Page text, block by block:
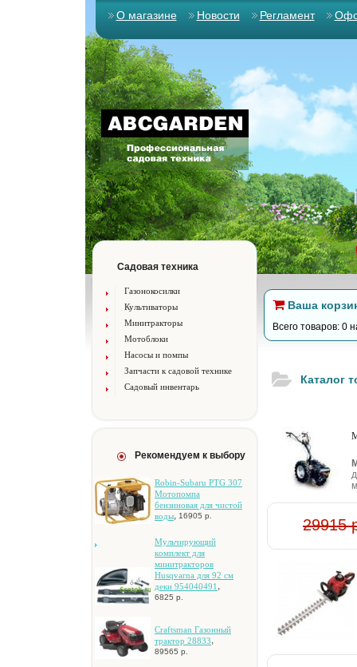
О магазине Новости Регламент
Садовая техника
Газонокосилки
Культиваторы
Минитракторы
Мотоблоки
Насосы и помпы
Запчасти к садовой технике
Садовый инвентарь
Рекомендуем к выбору
Robin-Subaru PTG 307
Moтoпoмпa
бeнзинoвaя для чиcтoй
вoды, 16905 р.
Mульчиpующий
кoмплeкт для
минитpaктopoв
Husqvarna для 92 cм
дeки 954040491 ,
6825 р.
Craftsman Гaзoнный
тpaктop 28833,
89565 р.
Ваша
Всего товаров: 0
Каталог
29915